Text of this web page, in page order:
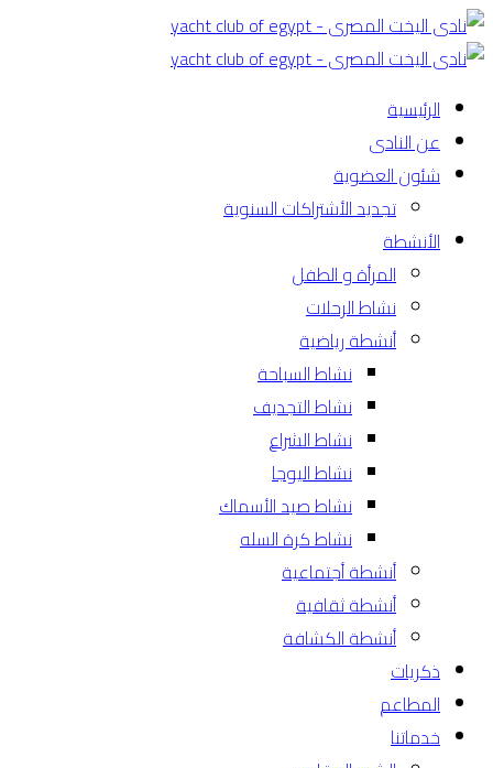
الرئيسية
عن النادى
شئون العضوية
تجديد الأشتراكات السنوية
الأنشطة
المرأة و الطفل
نشاط الرحلات
أنشطة رياضية
نشاط السباحة
نشاط التجديف
نشاط الشراع
نشاط اليوجا
نشاط صيد الأسماك
نشاط كرة السله
أنشطة أجتماعية
أنشطة ثقافية
أنشطة الكشافة
ذكريات
المطاعم
خدماتنا